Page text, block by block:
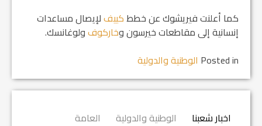
كما أعلنت فيريشوك عن خططكييفلإيصال مساعدات
إنسانية إلى مقاطعات خيرسون وخاركوفولوغانسك.
Posted in الوطنية والدولية
اخبار شعبنا الوطنية والدولية العامة